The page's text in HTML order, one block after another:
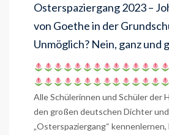
Osterspaziergang 2023 –
von Goethe in der
Unmöglich? Nein, ganz und
Alle Schülerinnen und Schüler der
den großen deutschen Dichter
„Osterspaziergang“